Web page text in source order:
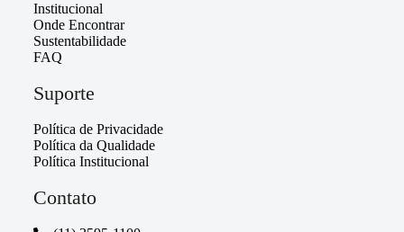
Institucional
Onde Encontrar
Sustentabilidade
FAQ
Suporte
Política de Privacidade
Política da Qualidade
Política Institucional
Contato